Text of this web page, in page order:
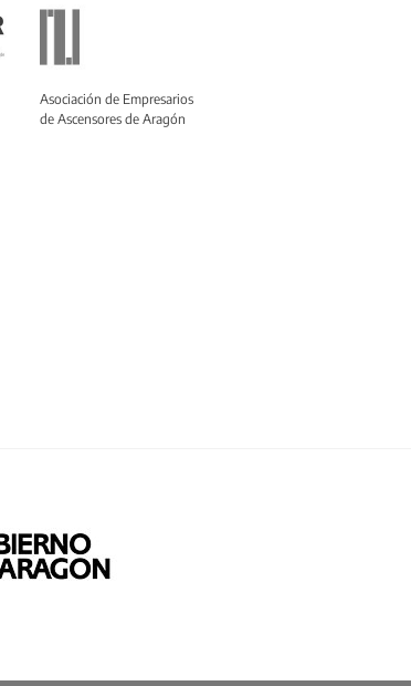
Asociación de Empresarios
de Ascensores de Aragón